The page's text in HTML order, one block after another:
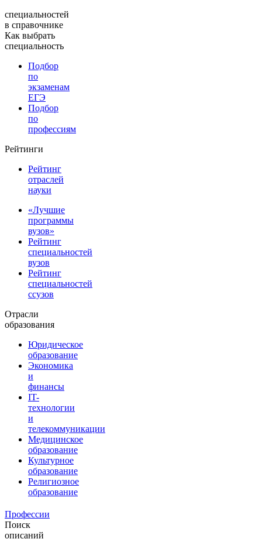
специальностей
в справочнике
Как выбрать
специальность
Подбор
по
экзаменам
ЕГЭ
Подбор
по
профессиям
Рейтинги
Рейтинг
отраслей
науки
«Лучшие
программы
вузов»
Рейтинг
специальностей
вузов
Рейтинг
специальностей
ссузов
Отрасли
образования
Юридическое
образование
Экономика
и
финансы
IT-
технологии
и
телекоммуникации
Медицинское
образование
Культурное
образование
Религиозное
образование
Профессии
Поиск
описаний